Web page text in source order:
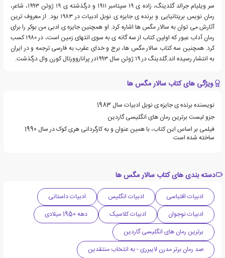
سر ویلیام جرالد گلدینگ، زاده ی ۱۹ سپتامبر ۱۹۱۱ و درگذشته ی ۱۹ ژوئن ۱۹۹۳، شاعر،
رمان نویس بریتانیایی و برنده ی جایزه ی نوبل ادبیات در ۱۹۸۳ بود. از معروف ترین
آثارش می توان به سالار مگس ها اشاره کرد. او همچنین جایزه ی ادبی من بوکر را برای
رمان آداب عبور که اولین کتاب از سه گانه ی به سوی انتهای زمین است، در ۱۹۸۰ کسب
کرد. همچنین سه کتاب سالار مگس ها، برج و خدای عقرب به فارسی ترجمه و در ایران
به انتشار رسیده اند.گلدینگ در ۱۹ ژوئن سال ۱۹۹۳در پراناروورتال کورن وال درگذشت.
ویژگی های کتاب سالار مگس ها
نویسنده برنده ی جایزه ی نوبل ادبیات سال 1983
جزو لیست برترین رمان های انگلیسی گاردین
فیلمی بر اساس این کتاب، با همین عنوان و به کارگردانی هری کوک در سال 1990
ساخته شده است
دسته بندی های کتاب سالار مگس ها
ادبیات اقتباسی ادبیات انگلیس
ادبیات داستانی
ادبیات نوجوان
ادبیات کلاسیک
دهه 1950 میلادی
برترین رمان های انگلیسی گاردین
صد رمان برتر مدرن لایبرری - به انتخاب منتقدین